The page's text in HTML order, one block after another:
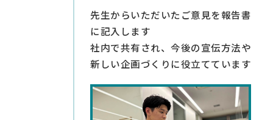
先生からいただいたご意見を報告書
に記入します
社内で共有され、今後の宣伝方法や
新しい企画づくりに役立てています